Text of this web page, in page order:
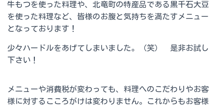
牛もつを使った料理や、北竜町の特産品である黒千石大豆
を使った料理など、皆様のお腹と気持ちを満たすメニュー
となっております！
少々ハードルをあげてしまいました。（笑） 是非お試し
下さい！
メニューや消費税が変わっても、料理へのこだわりやお客
様に対するこころがけは変わりません。これからもお客様